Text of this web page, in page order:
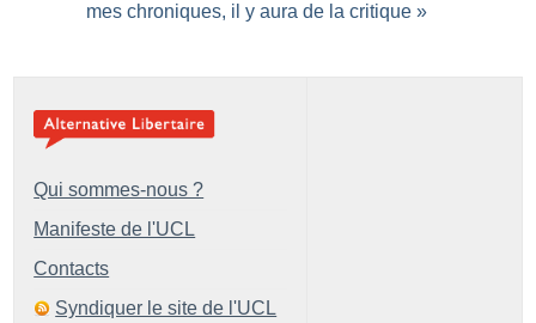
mes chroniques, il y aura de la critique »
Qui sommes-nous ?
Manifeste de l'UCL
Contacts
Syndiquer le site de l'UCL